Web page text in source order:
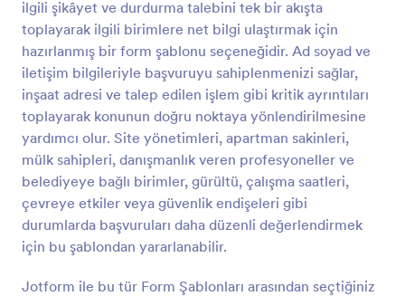
ilgili şikâyet ve durdurma talebini tek bir akışta
toplayarak ilgili birimlere net bilgi ulaştırmak için
hazırlanmış bir form şablonu seçeneğidir. Ad soyad ve
iletişim bilgileriyle başvuruyu sahiplenmenizi sağlar,
inşaat adresi ve talep edilen işlem gibi kritik ayrıntıları
toplayarak konunun doğru noktaya yönlendirilmesine
yardımcı olur. Site yönetimleri, apartman sakinleri,
mülk sahipleri, danışmanlık veren profesyoneller ve
belediyeye bağlı birimler, gürültü, çalışma saatleri,
çevreye etkiler veya güvenlik endişeleri gibi
durumlarda başvuruları daha düzenli değerlendirmek
için bu şablondan yararlanabilir.
Jotform ile bu tür Form Şablonları arasından seçtiğiniz
Önizleme